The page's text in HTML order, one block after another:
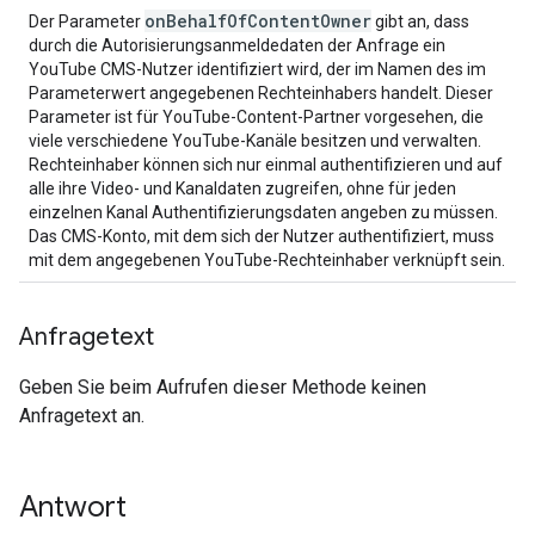
Der Parameter onBehalfOfContentOwnergibt an, dass
durch die Autorisierungsanmeldedaten der Anfrage ein
YouTube CMS-Nutzer identifiziert wird, der im Namen des im
Parameterwert angegebenen Rechteinhabers handelt. Dieser
Parameter ist für YouTube-Content-Partner vorgesehen, die
viele verschiedene YouTube-Kanäle besitzen und verwalten.
Rechteinhaber können sich nur einmal authentifizieren und auf
alle ihre Video- und Kanaldaten zugreifen, ohne für jeden
einzelnen Kanal Authentifizierungsdaten angeben zu müssen.
Das CMS-Konto, mit dem sich der Nutzer authentifiziert, muss
mit dem angegebenen YouTube-Rechteinhaber verknüpft sein.
Anfragetext
Geben Sie beim Aufrufen dieser Methode keinen
Anfragetext an.
Antwort